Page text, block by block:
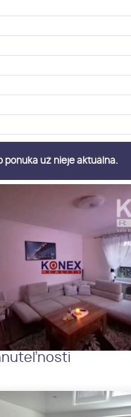
ponuka už nieje aktuálna.